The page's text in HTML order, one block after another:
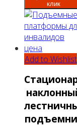
клик
Add to Wishlist